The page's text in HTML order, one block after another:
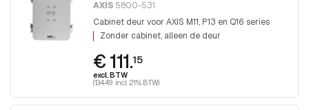
AXIS 5800-531
Cabinet deur voor AXIS M11, P13 en Q16 series
Zonder cabinet, alleen de deur
€ 111.15
excl. BTW
(134.49 incl. 21% BTW)